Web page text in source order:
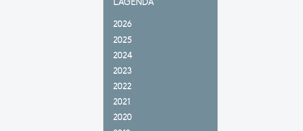
L'AGENDA
2026
2025
2024
2023
2022
2021
2020